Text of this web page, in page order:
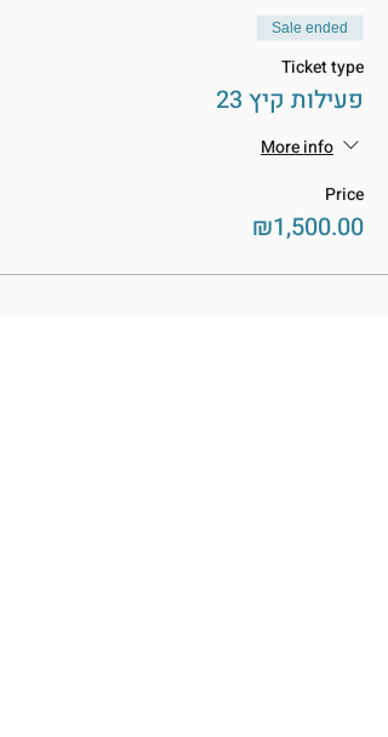
Sale ended
Ticket type
פעילות קיץ 23
More info
Price
₪1,500.00